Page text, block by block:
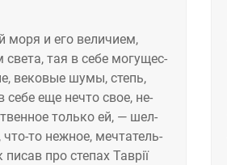
мо­ря и его ве­личи­ем,
тая в се­бе мо­гущес­
ве­ковые шу­мы, степь,
се­бе еще неч­то свое, не­
толь­ко ей, — шел­
то неж­ное, меч­та­тель­
про степах Таврії